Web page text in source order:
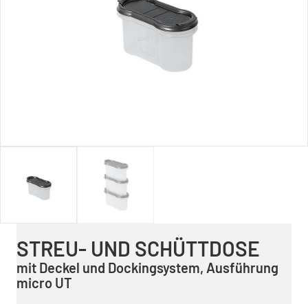
STREU- UND SCHÜTTDOSE
mit Deckel und Dockingsystem, Ausführung
micro UT